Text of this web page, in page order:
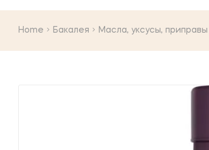
Home Бакалея Масла, уксусы, приправы